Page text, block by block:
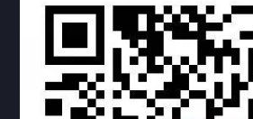
定制案例
科研实验室
厂区介绍